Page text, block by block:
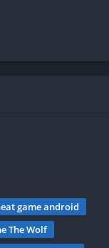
game android
The Wolf